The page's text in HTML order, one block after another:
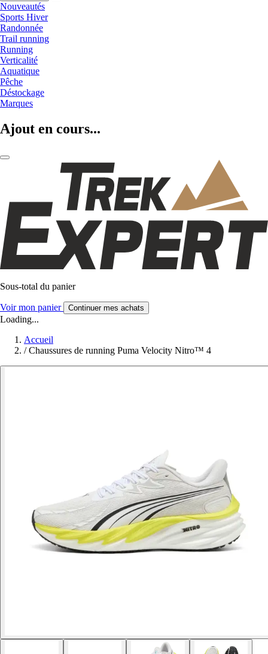
Nouveautés
Sports Hiver
Randonnée
Trail running
Running
Verticalité
Aquatique
Pêche
Déstockage
Marques
Ajout en cours...
Sous-total du panier
Voir mon panier Continuer mes achats
Loading...
Accueil
/ Chaussures de running Puma Velocity Nitro™ 4